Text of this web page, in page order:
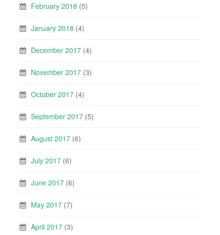
February 2018 (5)
January 2018 (4)
December 2017 (4)
November 2017 (3)
October 2017 (4)
September 2017 (5)
August 2017 (6)
July 2017 (6)
June 2017 (6)
May 2017 (7)
April 2017 (3)